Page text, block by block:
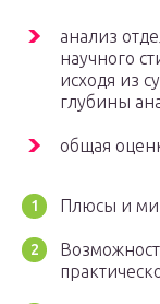
анализ
научного
исходя из
глубины
общая
Плюсы и